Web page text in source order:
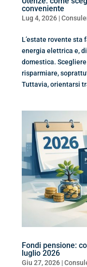
conveniente
Lug 4, 2026|
L’estate rovente sta
energia elettrica e,
domestica.
risparmiare,
Tuttavia, orientarsi
Fondi pensione:
luglio 2026
Giu 27, 2026|